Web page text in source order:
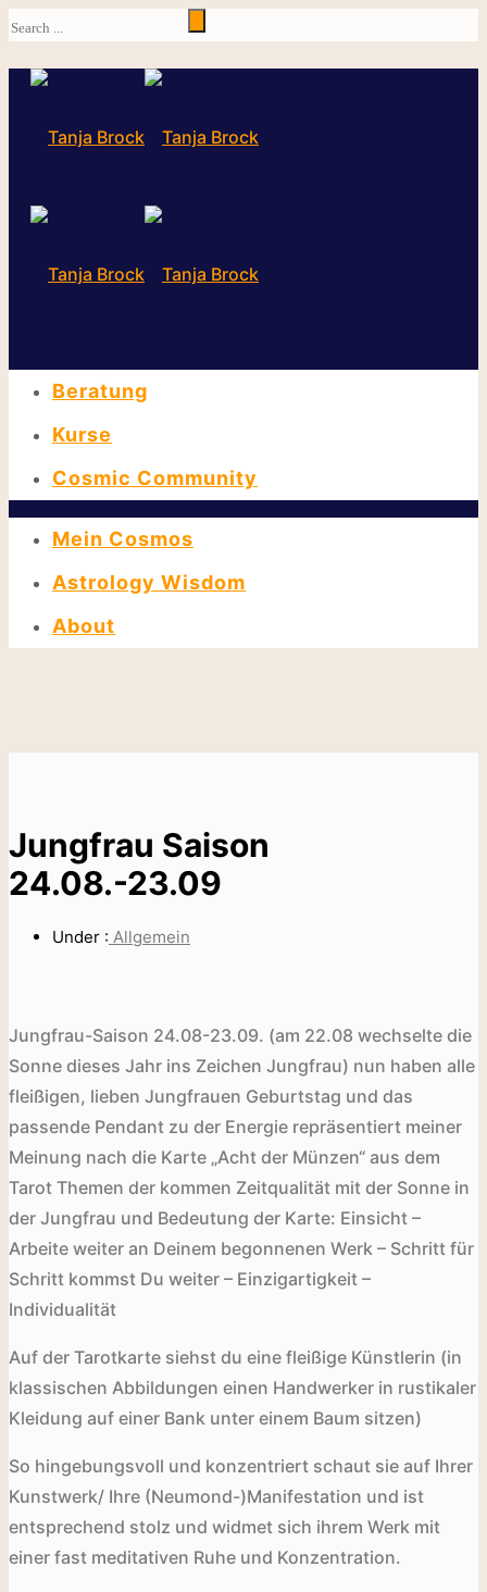
Beratung
Kurse
Cosmic Community
Mein Cosmos
Astrology Wisdom
About
Jungfrau Saison
24.08.-23.09
Under : Allgemein
Jungfrau-Saison 24.08-23.09. (am 22.08 wechselte die
Sonne dieses Jahr ins Zeichen Jungfrau) nun haben alle
fleißigen, lieben Jungfrauen Geburtstag und das
passende Pendant zu der Energie repräsentiert meiner
Meinung nach die Karte „Acht der Münzen“ aus dem
Tarot Themen der kommen Zeitqualität mit der Sonne in
der Jungfrau und Bedeutung der Karte: Einsicht –
Arbeite weiter an Deinem begonnenen Werk – Schritt für
Schritt kommst Du weiter – Einzigartigkeit –
Individualität
Auf der Tarotkarte siehst du eine fleißige Künstlerin (in
klassischen Abbildungen einen Handwerker in rustikaler
Kleidung auf einer Bank unter einem Baum sitzen)
So hingebungsvoll und konzentriert schaut sie auf Ihrer
Kunstwerk/ Ihre (Neumond-)Manifestation und ist
entsprechend stolz und widmet sich ihrem Werk mit
einer fast meditativen Ruhe und Konzentration.